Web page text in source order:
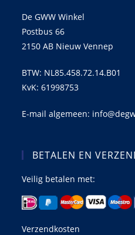
De GWW Winkel
Postbus 66
2150 AB Nieuw Vennep
BTW: NL85.458.72.14.B01
KvK: 61998753
E-mail algemeen:
BETALEN EN
Veilig betalen met:
Verzendkosten